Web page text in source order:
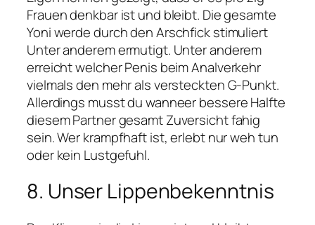
Frauen denkbar ist und bleibt. Die gesamte
Yoni werde durch den Arschfick stimuliert
Unter anderem ermutigt. Unter anderem
erreicht welcher Penis beim Analverkehr
vielmals den mehr als versteckten G-Punkt.
Allerdings musst du wanneer bessere Halfte
diesem Partner gesamt Zuversicht fahig
sein. Wer krampfhaft ist, erlebt nur weh tun
oder kein Lustgefuhl.
8. Unser Lippenbekenntnis